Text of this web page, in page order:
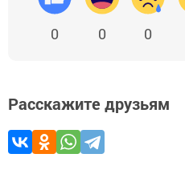
0 0 0
Расскажите друзьям